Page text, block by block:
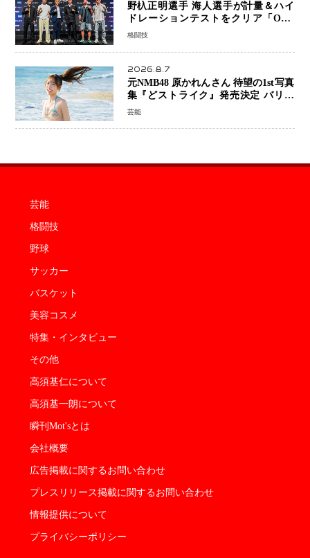
野杁正明選手 海人選手が計量＆ハイ
ドレーションテストをクリア「ONE
SAMURAI 2」決戦へ万全の準備整う
格闘技
2026.8.7
元NMB48 原かれんさん 待望の1st写真
集『どストライク』発売決定 バリで
魅せる25歳の新境地
芸能
芸能
格闘技
野球
サッカー
バスケット
美容コスメ
特集・インタビュー
その他
高須基仁について
高須基一朗について
瞬刊Mot'sとは
会社概要
広告掲載に関するお問い合わせ
プレスリリース掲載に関するお問い合わせ
情報提供について
プライバシーポリシー